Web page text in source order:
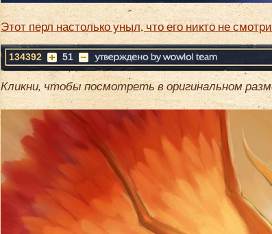
Этот перл настолько уныл, что его никто не
134392 51
Кликни, чтобы посмотреть в оригинальном